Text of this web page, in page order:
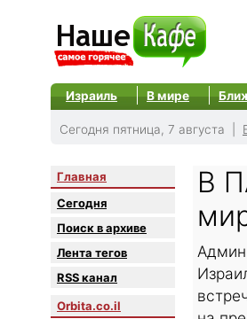
Израиль В мире
Сегодня пятница, 7 августа |
Главная
Сегодня
Поиск в архиве
Лента тегов
RSS канал
Orbita.co.il
В